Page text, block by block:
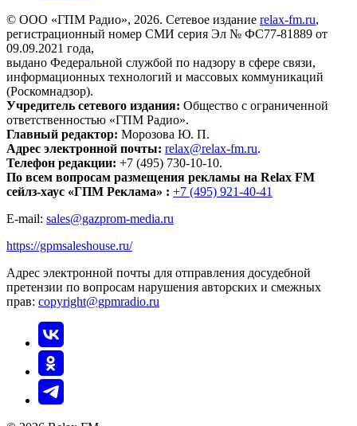
© ООО «ГПМ Радио», 2026. Сетевое издание relax-fm.ru,
регистрационный номер СМИ серия Эл № ФС77-81889 от
09.09.2021 года,
выдано Федеральной службой по надзору в сфере связи,
информационных технологий и массовых коммуникаций
(Роскомнадзор).
Учредитель сетевого издания: Общество с ограниченной
ответственностью «ГПМ Радио».
Главный редактор: Морозова Ю. П.
Адрес электронной почты: relax@relax-fm.ru.
Телефон редакции: +7 (495) 730-10-10.
По всем вопросам размещения рекламы на Relax FM
сейлз-хаус «ГПМ Реклама» : +7 (495) 921-40-41
E-mail: sales@gazprom-media.ru
https://gpmsaleshouse.ru/
Адрес электронной почты для отправления досудебной
претензии по вопросам нарушения авторских и смежных
прав: copyright@gpmradio.ru